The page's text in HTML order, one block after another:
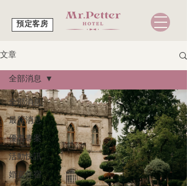
預定客房
文章
全部消息
最新消息
優惠專案
活動快訊
婚宴住宿
全部消息